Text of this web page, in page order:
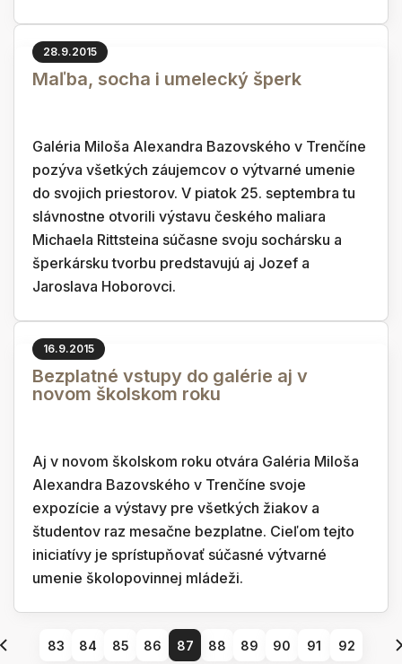
28.9.2015
Maľba, socha i umelecký šperk
Galéria Miloša Alexandra Bazovského v Trenčíne
pozýva všetkých záujemcov o výtvarné umenie
do svojich priestorov. V piatok 25. septembra tu
slávnostne otvorili výstavu českého maliara
Michaela Rittsteina súčasne svoju sochársku a
šperkársku tvorbu predstavujú aj Jozef a
Jaroslava Hoborovci.
16.9.2015
Bezplatné vstupy do galérie aj v
novom školskom roku
Aj v novom školskom roku otvára Galéria Miloša
Alexandra Bazovského v Trenčíne svoje
expozície a výstavy pre všetkých žiakov a
študentov raz mesačne bezplatne. Cieľom tejto
iniciatívy je sprístupňovať súčasné výtvarné
umenie školopovinnej mládeži.
83 84 85 86 87 88 89 90 91 92